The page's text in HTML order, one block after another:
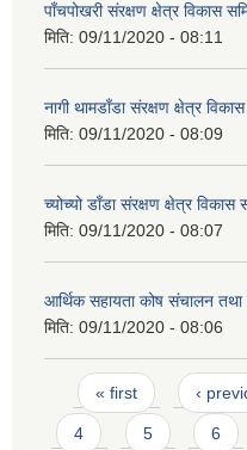
पाँचपोखरी संरक्षण क्षेत्र विकास
मिति: 09/11/2020 - 08:11
नागी थामडाँडा संरक्षण क्षेत्र
मिति: 09/11/2020 - 08:09
च्योच्यो डाँडा संरक्षण क्षेत्र विकास
मिति: 09/11/2020 - 08:07
आर्थिक सहायता कोष संचालन तथा
मिति: 09/11/2020 - 08:06
Pages
« first ‹
4 5 6